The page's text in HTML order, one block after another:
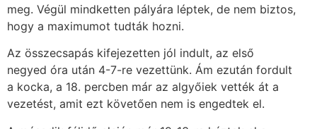
meg. Végül mindketten pályára léptek, de nem biztos,
hogy a maximumot tudták hozni.
Az összecsapás kifejezetten jól indult, az első
negyed óra után 4-7-re vezettünk. Ám ezután fordult
a kocka, a 18. percben már az algyőiek vették át a
vezetést, amit ezt követően nem is engedtek el.